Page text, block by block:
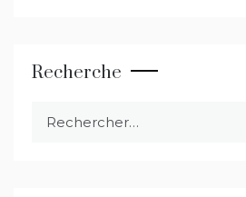
Recherche